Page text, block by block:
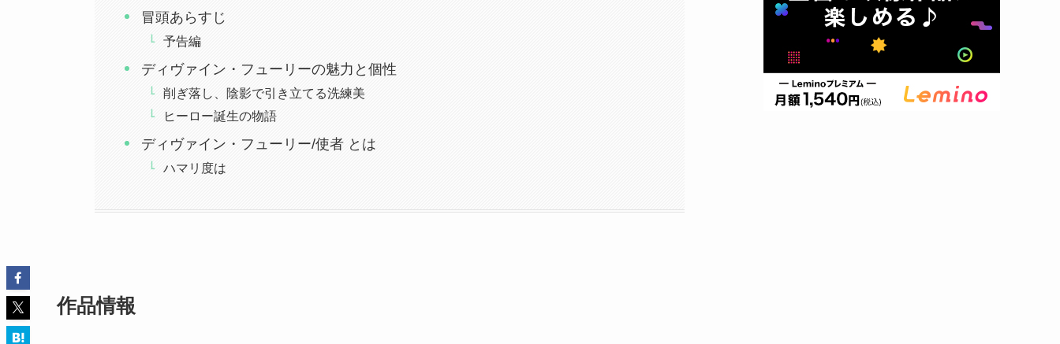
冒頭あらすじ
予告編
ディヴァイン・フューリーの魅力と個性
削ぎ落し、陰影で引き立てる洗練美
ヒーロー誕生の物語
ディヴァイン・フューリー/使者 とは
ハマリ度は
作品情報